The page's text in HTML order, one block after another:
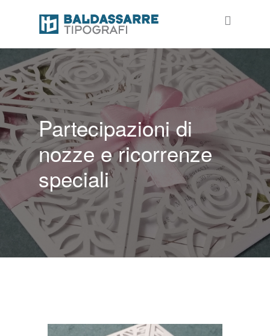
Partecipazioni di
nozze e ricorrenze
speciali